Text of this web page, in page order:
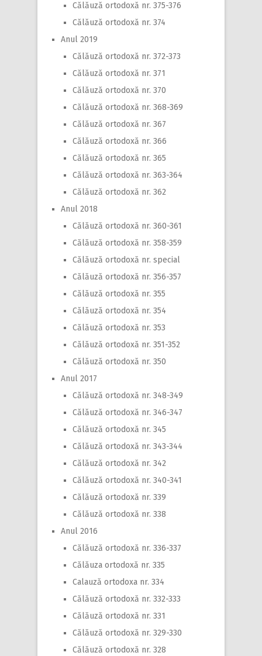
Călăuză ortodoxă nr. 375-376
Călăuză ortodoxă nr. 374
Anul 2019
Călăuză ortodoxă nr. 372-373
Călăuză ortodoxă nr. 371
Călăuză ortodoxă nr. 370
Călăuză ortodoxă nr. 368-369
Călăuză ortodoxă nr. 367
Călăuză ortodoxă nr. 366
Călăuză ortodoxă nr. 365
Călăuză ortodoxă nr. 363-364
Călăuză ortodoxă nr. 362
Anul 2018
Călăuză ortodoxă nr. 360-361
Călăuză ortodoxă nr. 358-359
Călăuză ortodoxă nr. special
Călăuză ortodoxă nr. 356-357
Călăuză ortodoxă nr. 355
Călăuză ortodoxă nr. 354
Călăuză ortodoxă nr. 353
Călăuză ortodoxă nr. 351-352
Călăuză ortodoxă nr. 350
Anul 2017
Călăuză ortodoxă nr. 348-349
Călăuză ortodoxă nr. 346-347
Călăuză ortodoxă nr. 345
Călăuză ortodoxă nr. 343-344
Călăuză ortodoxă nr. 342
Călăuză ortodoxă nr. 340-341
Călăuză ortodoxă nr. 339
Călăuză ortodoxă nr. 338
Anul 2016
Călăuză ortodoxă nr. 336-337
Călăuza ortodoxă nr. 335
Calauză ortodoxa nr. 334
Călăuză ortodoxă nr. 332-333
Călăuză ortodoxă nr. 331
Călăuză ortodoxă nr. 329-330
Călăuză ortodoxă nr. 328